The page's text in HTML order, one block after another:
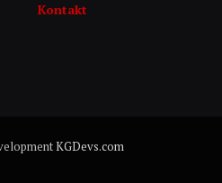
Kontakt
KGDevs.com